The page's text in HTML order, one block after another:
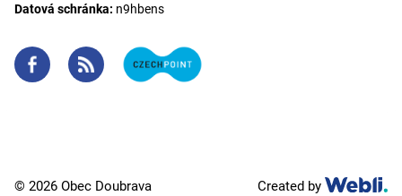
Datová schránka: n9hbens
© 2026 Obec Doubrava Created by